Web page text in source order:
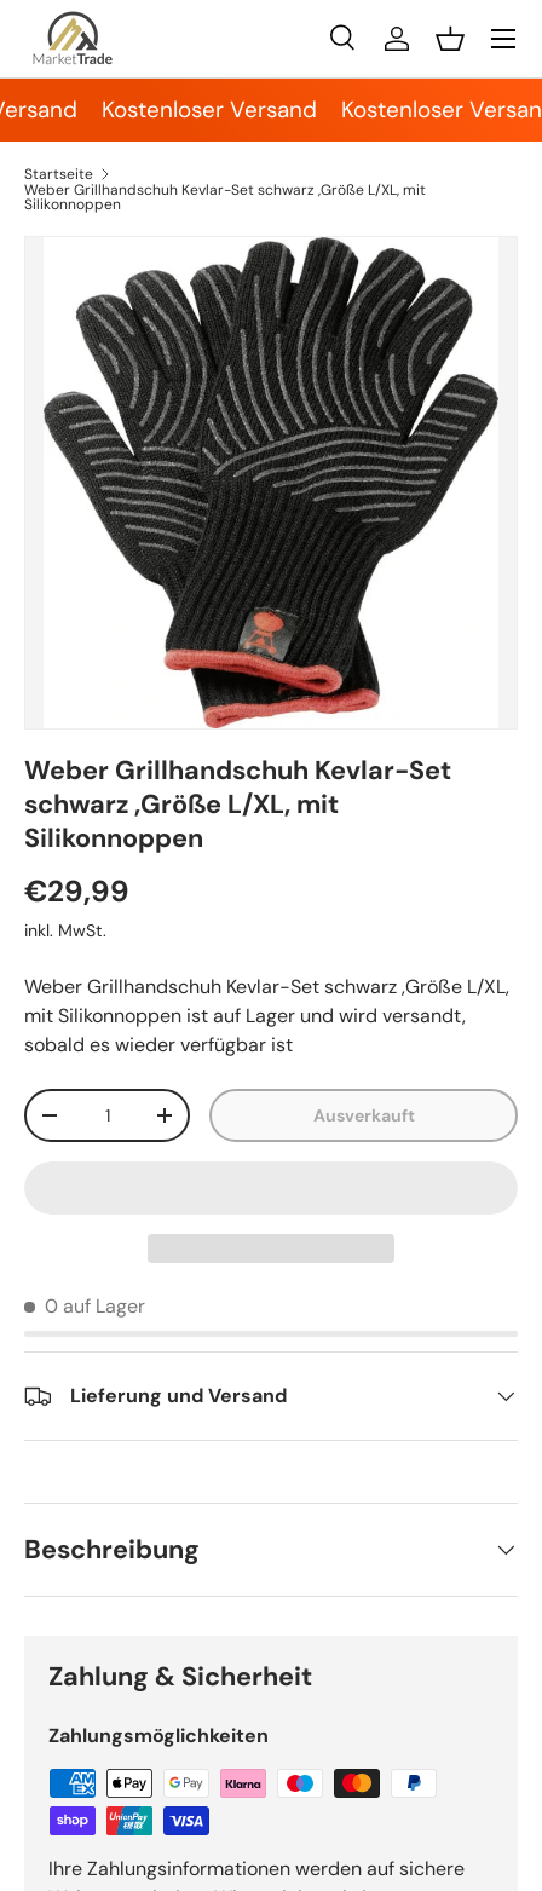
Direkt zum Inhalt
Suchen
SucheEinloggen
Menü
Kostenloser Versand Kostenloser
Startseite
Weber Grillhandschuh Kevlar-Set schwarz ,Größe L/XL, mit
Silikonnoppen
Weber Grillhandschuh Kevlar-Set
schwarz ,Größe L/XL, mit
Silikonnoppen
€29,99
inkl. MwSt.
Weber Grillhandschuh Kevlar-Set schwarz ,Größe L/XL,
mit Silikonnoppen ist auf Lager und wird versandt,
sobald es wieder verfügbar ist
Anzahl
+ Ausverkauft
0 auf Lager
Lieferung und Versand
Beschreibung
Zahlung & Sicherheit
Zahlungsmöglichkeiten
Ihre Zahlungsinformationen werden auf sichere